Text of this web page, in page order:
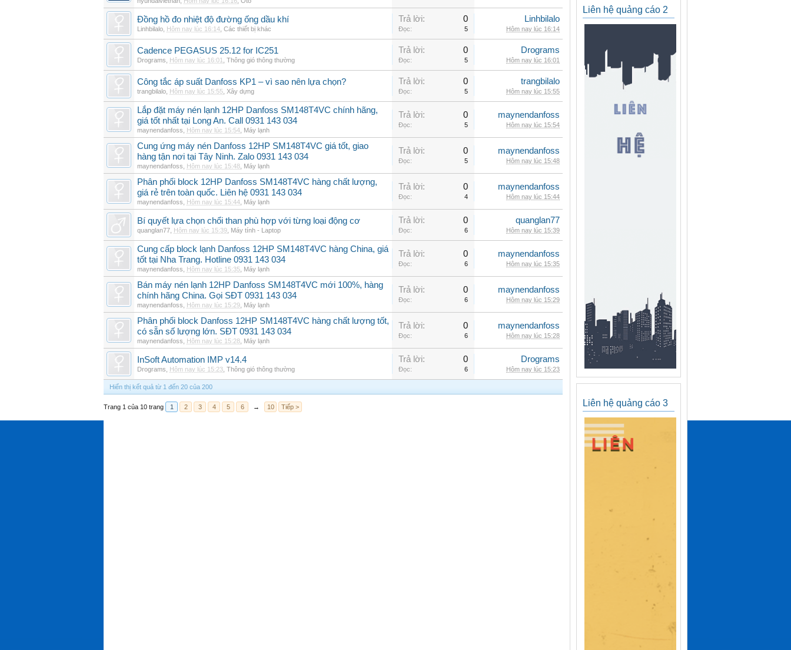
Đồng hồ đo nhiệt độ đường ống dầu khí
Linhbilalo Hôm nay lúc 16:14 Các thiết bị khác
Trả lời: 0
Đọc: 5
Linhbilalo
Hôm nay lúc 16:14
Cadence PEGASUS 25.12 for IC251
Drograms Hôm nay lúc 16:01 Thông gió thông thường
Trả lời: 0
Đọc: 5
Drograms
Hôm nay lúc 16:01
Công tắc áp suất Danfoss KP1 – vì sao nên lựa chọn?
trangbilalo Hôm nay lúc 15:55 Xây dựng
Trả lời: 0
Đọc: 5
trangbilalo
Hôm nay lúc 15:55
Lắp đặt máy nén lạnh 12HP Danfoss SM148T4VC chính hãng,
giá tốt nhất tại Long An. Call 0931 143 034
maynendanfoss Hôm nay lúc 15:54 Máy lạnh
Trả lời: 0
Đọc: 5
maynendanfoss
Hôm nay lúc 15:54
Cung ứng máy nén Danfoss 12HP SM148T4VC giá tốt, giao
hàng tận nơi tại Tây Ninh. Zalo 0931 143 034
maynendanfoss Hôm nay lúc 15:48 Máy lạnh
Trả lời: 0
Đọc: 5
maynendanfoss
Hôm nay lúc 15:48
Phân phối block 12HP Danfoss SM148T4VC hàng chất lượng,
giá rẻ trên toàn quốc. Liên hệ 0931 143 034
maynendanfoss Hôm nay lúc 15:44 Máy lạnh
Trả lời: 0
Đọc: 4
maynendanfoss
Hôm nay lúc 15:44
Bí quyết lựa chọn chổi than phù hợp với từng loại động cơ
quanglan77 Hôm nay lúc 15:39 Máy tính - Laptop
Trả lời: 0
Đọc: 6
quanglan77
Hôm nay lúc 15:39
Cung cấp block lạnh Danfoss 12HP SM148T4VC hàng China, giá
tốt tại Nha Trang. Hotline 0931 143 034
maynendanfoss Hôm nay lúc 15:35 Máy lạnh
Trả lời: 0
Đọc: 6
maynendanfoss
Hôm nay lúc 15:35
Bán máy nén lạnh 12HP Danfoss SM148T4VC mới 100%, hàng
chính hãng China. Gọi SĐT 0931 143 034
maynendanfoss Hôm nay lúc 15:29 Máy lạnh
Trả lời: 0
Đọc: 6
maynendanfoss
Hôm nay lúc 15:29
Phân phối block Danfoss 12HP SM148T4VC hàng chất lượng tốt,
có sẵn số lượng lớn. SĐT 0931 143 034
maynendanfoss Hôm nay lúc 15:28 Máy lạnh
Trả lời: 0
Đọc: 6
maynendanfoss
Hôm nay lúc 15:28
InSoft Automation IMP v14.4
Drograms Hôm nay lúc 15:23 Thông gió thông thường
Trả lời: 0
Đọc: 6
Drograms
Hôm nay lúc 15:23
Hiển thị kết quả từ 1 đến 20 của 200
Trang 1 của 10 trang 1 2 3 4 5 6 → 10 Tiếp >
Liên hệ quảng cáo 2
Liên hệ quảng cáo 3